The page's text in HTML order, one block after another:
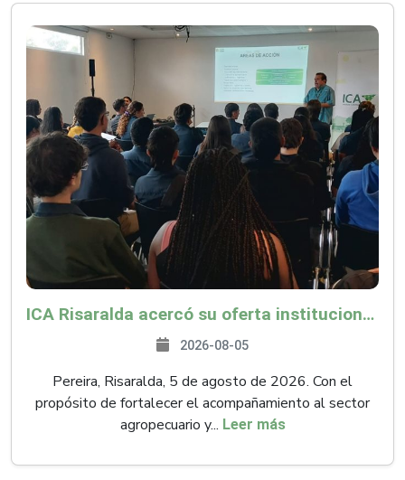
ICA Risaralda acercó su oferta institucional a productores y emprendedores en Expocamello
2026-08-05
Pereira, Risaralda, 5 de agosto de 2026. Con el
propósito de fortalecer el acompañamiento al sector
agropecuario y... Leer más